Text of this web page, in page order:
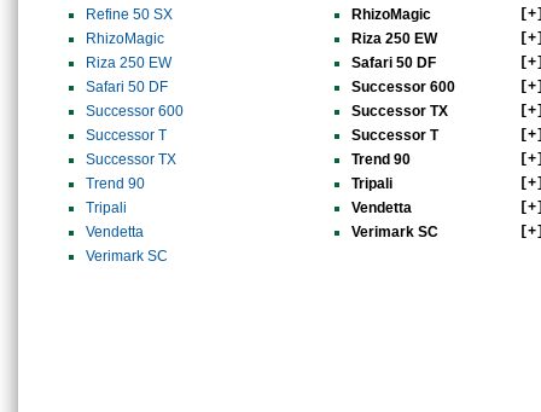
Refine 50 SX
RhizoMagic
Riza 250 EW
Safari 50 DF
Successor 600
Successor T
Successor TX
Trend 90
Tripali
Vendetta
Verimark SC
RhizoMagic
Riza 250 EW
Safari 50 DF
Successor 600
Successor TX
Successor T
Trend 90
Tripali
Vendetta
Verimark SC